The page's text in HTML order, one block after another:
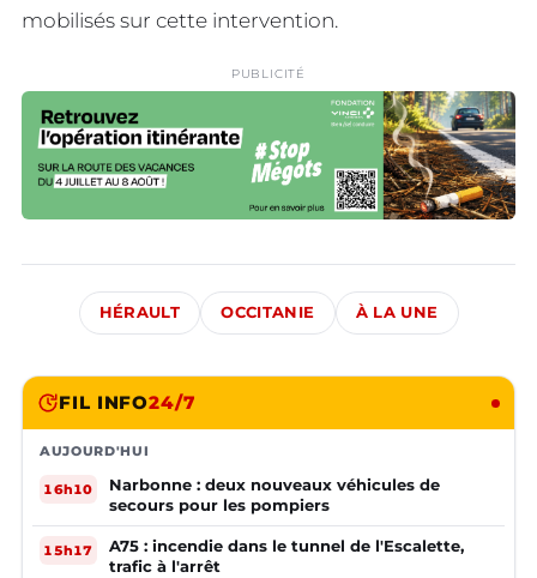
mobilisés sur cette intervention.
PUBLICITÉ
HÉRAULT OCCITANIE À LA UNE
FIL INFO24/7
AUJOURD'HUI
16h10
Narbonne : deux nouveaux véhicules de
secours pour les pompiers
15h17
A75 : incendie dans le tunnel de l'Escalette,
trafic à l'arrêt